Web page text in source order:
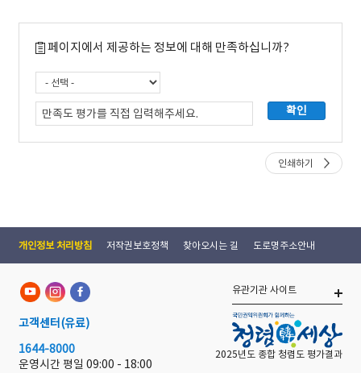
페이지에서 제공하는 정보에 대해 만족하십니까?
인쇄하기
개인정보 처리방침 저작권보호정책 찾아오시는 길 도로명주소안내
고객센터 (유료)
1644-8000
운영시간 평일 09:00 - 18:00
유관기관 사이트
2025년도 종합 청렴도 평가결과